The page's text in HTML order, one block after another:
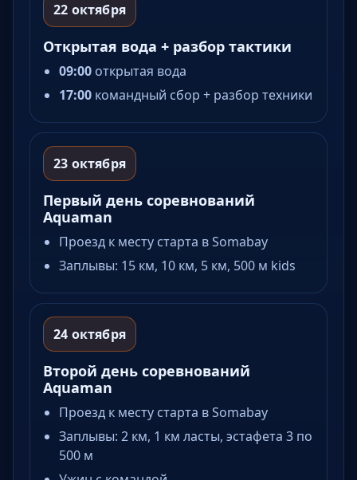
22 октября
Открытая вода + разбор тактики
09:00 открытая вода
17:00 командный сбор + разбор техники
23 октября
Первый день соревнований
Aquaman
Проезд к месту старта в Somabay
Заплывы: 15 км, 10 км, 5 км, 500 м kids
24 октября
Второй день соревнований
Aquaman
Проезд к месту старта в Somabay
Заплывы: 2 км, 1 км ласты, эстафета 3 по
500 м